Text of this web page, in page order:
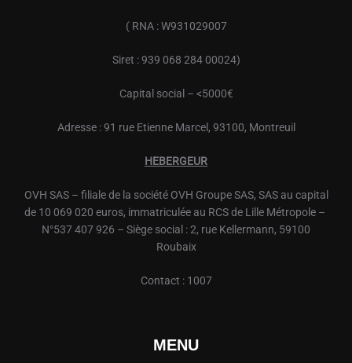
( RNA : W931029007
Siret : 939 068 284 00024)
Capital social – <5000€
Adresse : 91 rue Etienne Marcel, 93100, Montreuil
HEBERGEUR
OVH SAS – filiale de la société OVH Groupe SAS, SAS au capital
de 10 069 020 euros, immatriculée au RCS de Lille Métropole –
N°537 407 926 – Siège social : 2, rue Kellermann, 59100
Roubaix
Contact : 1007
MENU